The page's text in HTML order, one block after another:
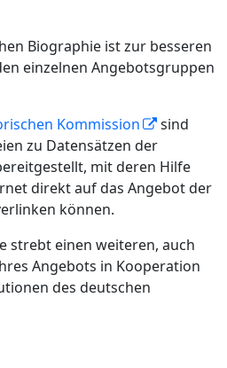
Biographie ist zur besseren
einzelnen Angebotsgruppen
Kommission
sind
zu Datensätzen der
mit deren Hilfe
direkt auf das Angebot der
können.
strebt einen weiteren, auch
Angebots in Kooperation
des deutschen